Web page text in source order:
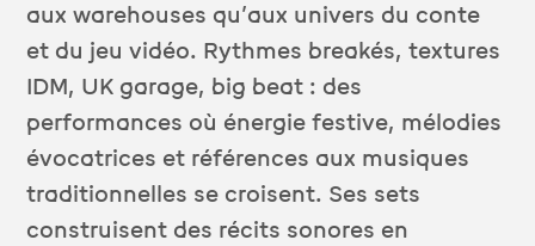
aux warehouses qu’aux univers du conte
et du jeu vidéo. Rythmes breakés, textures
IDM, UK garage, big beat : des
performances où énergie festive, mélodies
évocatrices et références aux musiques
traditionnelles se croisent. Ses sets
construisent des récits sonores en